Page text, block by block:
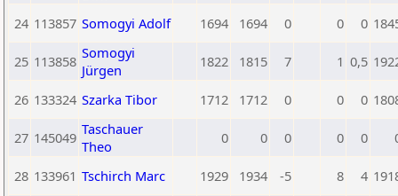
24 113857 Somogyi Adolf 1694 1694 0 0 0
25 113858 Somogyi
Jürgen
1822 1815 7 1 0,5
26 133324 Szarka Tibor 1712 1712 0 0 0
27 145049 Taschauer
Theo
0 0 0 0 0
28 133961 Tschirch Marc 1929 1934 -5 8 4